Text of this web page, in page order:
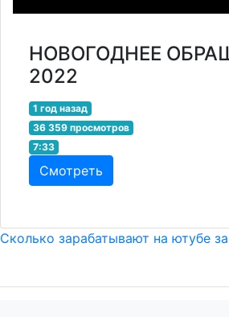
НОВОГОДНЕЕ
2022
1 год назад
36 359 просмотров
7:33
Смотреть
Сколько зарабатывают на ютубе